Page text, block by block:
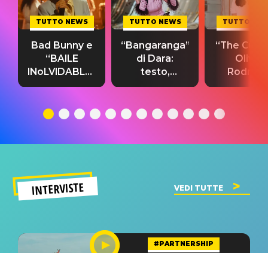
TUTTO NEWS
Bad Bunny e
“BAILE
INoLVIDABLE”:
testo,
significato
TUTTO NEWS
“Bangaranga”
di Dara:
testo,
traduzione e
del singolo
TUTTO
“The
Olivia
testo,
INTERVISTE VEDI TUTTE
#PARTNERSHIP